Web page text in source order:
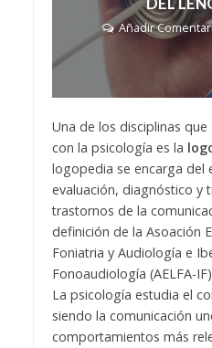
Añadir
Una de los disciplinas
con la psicología es la
logopedia se encarga del
evaluación, diagnóstico y
trastornos de la
definición de la Asoación
Foniatria y Audiología e
Fonoaudiología (AELFA-
La psicología estudia el
siendo la comunicación
comportamientos más